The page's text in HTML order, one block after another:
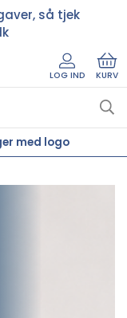
så tjek
LOG IND KURV
med logo